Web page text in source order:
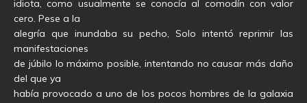
idiota, como usualmente se conocía al comodín con valor
cero. Pese a la
alegría que inundaba su pecho, Solo intentó reprimir las
manifestaciones
de júbilo lo máximo posible, intentando no causar más daño
del que ya
había provocado a uno de los pocos hombres de la galaxia